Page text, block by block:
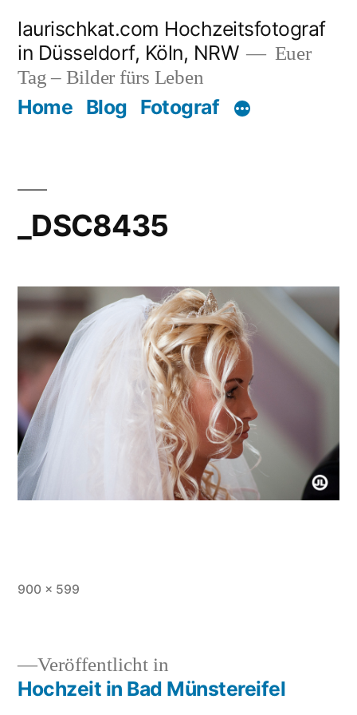
Inhalt
springen
laurischkat.com Hochzeitsfotograf
in Düsseldorf, Köln, NRW
Euer
Tag – Bilder fürs Leben
Home Blog Fotograf
_DSC8435
Originalgröße
900 × 599
Beitragsnavigation
Veröffentlicht in
Hochzeit in Bad Münstereifel